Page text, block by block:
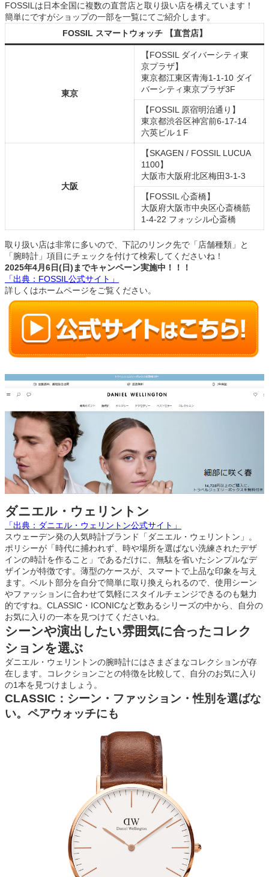
FOSSILは日本全国に複数の直営店と取り扱い店を構えています！
簡単にですがショップの一部を一覧にてご紹介します。
FOSSIL スマートウォッチ 【直営店】
東京
【FOSSIL ダイバーシティ東
京プラザ】
東京都江東区青海1-1-10 ダイ
バーシティ東京プラザ3F
【FOSSIL 原宿明治通り】
東京都渋谷区神宮前6-17-14
六英ビル１F
大阪
【SKAGEN / FOSSIL LUCUA
1100】
大阪市大阪府北区梅田3-1-3
【FOSSIL 心斎橋】
大阪府大阪市中央区心斎橋筋
1-4-22 フォッシル心斎橋
取り扱い店は非常に多いので、下記のリンク先で「店舗種類」と
「腕時計」項目にチェックを付けて検索してくださいね！
2025年4月6日(日)までキャンペーン実施中！！！
「出典：FOSSIL公式サイト」
詳しくはホームページをご覧ください。
ダニエル・ウェリントン
「出典：ダニエル・ウェリントン公式サイト」
スウェーデン発の人気時計ブランド「ダニエル・ウェリントン」。
ポリシーが「時代に捕われず、時や場所を選ばない洗練されたデザ
インの時計を作ること」であるだけに、無駄を省いたシンプルなデ
ザインが特徴です。薄型のケースが、スマートで上品な印象を与え
ます。ベルト部分を自分で簡単に取り換えられるので、使用シーン
やファッションに合わせて気軽にスタイルチェンジできるのも魅力
的ですね。CLASSIC・ICONICなど数あるシリーズの中から、自分の
お気に入りの一本を見つけてくださいね。
シーンや演出したい雰囲気に合ったコレク
ションを選ぶ
ダニエル・ウェリントンの腕時計にはさまざまなコレクションが存
在します。コレクションごとの特徴を比較して、自分のお気に入り
の1本を見つけましょう。
CLASSIC：シーン・ファッション・性別を選ばな
い。ペアウォッチにも